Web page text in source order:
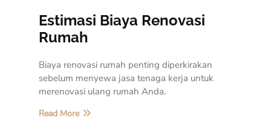
Estimasi Biaya Renovasi
Rumah
Biaya renovasi rumah penting diperkirakan
sebelum menyewa jasa tenaga kerja untuk
merenovasi ulang rumah Anda.
Read More